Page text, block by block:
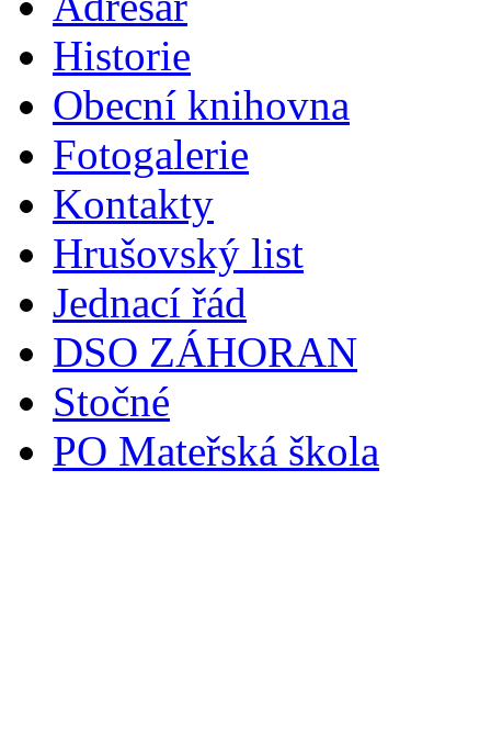
Historie
Obecní knihovna
Fotogalerie
Kontakty
Hrušovský list
Jednací řád
DSO ZÁHORAN
Stočné
PO Mateřská škola